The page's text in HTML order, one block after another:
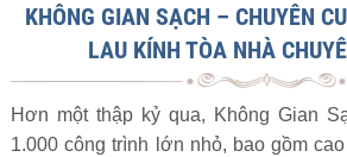
KHÔNG GIAN SẠCH – CHUYÊN
LAU KÍNH TÒA NHÀ
Hơn một thập kỷ qua, Không Gian
1.000 công trình lớn nhỏ, bao gồm